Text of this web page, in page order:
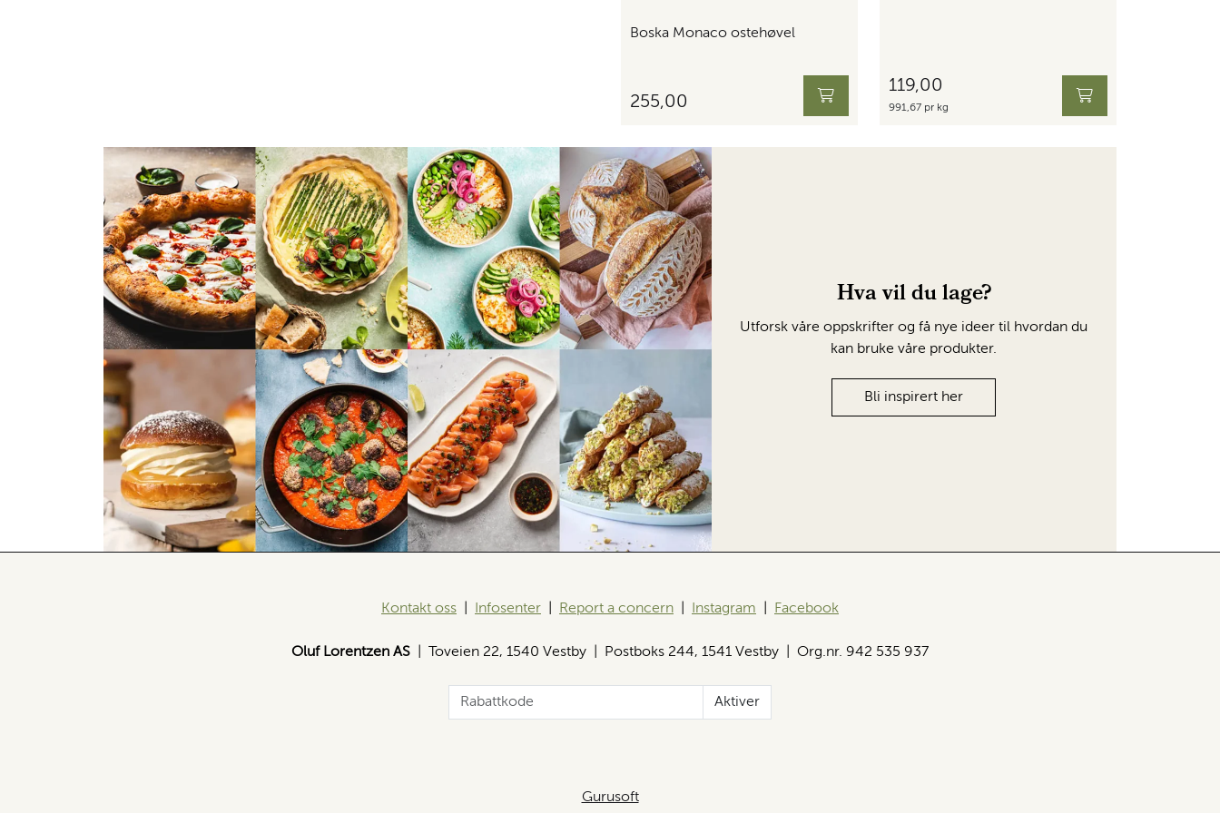
Boska Monaco ostehøvel
255,00
119,00
991,67 pr kg
Hva vil du lage?
Utforsk våre oppskrifter og få nye ideer til hvordan du
kan bruke våre produkter.
Bli inspirert her
Kontakt oss Infosenter Report a concern Instagram Facebook
Oluf Lorentzen AS | Toveien 22, 1540 Vestby | Postboks 244, 1541 Vestby | Org.nr. 942 535 937
Aktiver
Gurusoft